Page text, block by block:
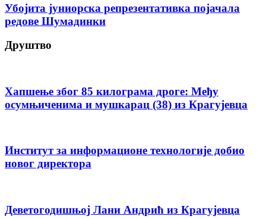
Убојита јуниорска репрезентативка појачала
редове Шумадинки
Друштво
Хапшење због 85 килограма дроге: Међу
осумњиченима и мушкарац (38) из Крагујевца
Институт за информационе технологије добио
новог директора
Деветогодишњој Лани Андрић из Крагујевца